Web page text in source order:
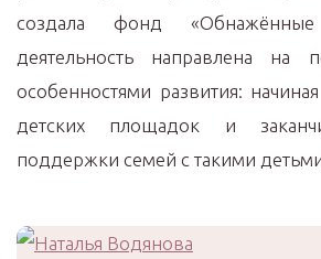
создала фонд
деятельность направлена
особенностями развития:
детских площадок и
поддержки семей с такими